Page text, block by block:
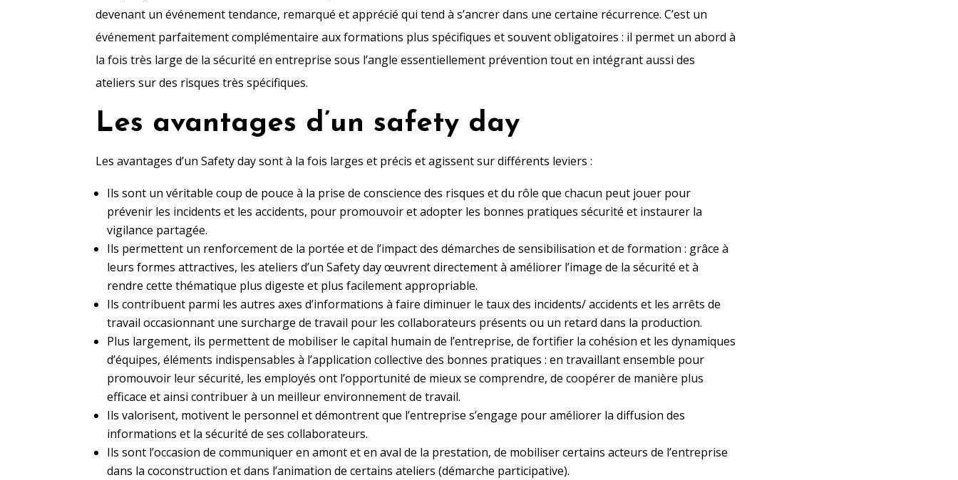
devenant un événement tendance, remarqué et apprécié qui tend à s’ancrer dans une certaine récurrence. C’est un
événement parfaitement complémentaire aux formations plus spécifiques et souvent obligatoires : il permet un abord à
la fois très large de la sécurité en entreprise sous l’angle essentiellement prévention tout en intégrant aussi des
ateliers sur des risques très spécifiques.
Les avantages d’un safety day
Les avantages d’un Safety day sont à la fois larges et précis et agissent sur différents leviers :
Ils sont un véritable coup de pouce à la prise de conscience des risques et du rôle que chacun peut jouer pour
prévenir les incidents et les accidents, pour promouvoir et adopter les bonnes pratiques sécurité et instaurer la
vigilance partagée.
Ils permettent un renforcement de la portée et de l’impact des démarches de sensibilisation et de formation : grâce à
leurs formes attractives, les ateliers d’un Safety day œuvrent directement à améliorer l’image de la sécurité et à
rendre cette thématique plus digeste et plus facilement appropriable.
Ils contribuent parmi les autres axes d’informations à faire diminuer le taux des incidents/ accidents et les arrêts de
travail occasionnant une surcharge de travail pour les collaborateurs présents ou un retard dans la production.
Plus largement, ils permettent de mobiliser le capital humain de l’entreprise, de fortifier la cohésion et les dynamiques
d’équipes, éléments indispensables à l’application collective des bonnes pratiques : en travaillant ensemble pour
promouvoir leur sécurité, les employés ont l’opportunité de mieux se comprendre, de coopérer de manière plus
efficace et ainsi contribuer à un meilleur environnement de travail.
Ils valorisent, motivent le personnel et démontrent que l’entreprise s’engage pour améliorer la diffusion des
informations et la sécurité de ses collaborateurs.
Ils sont l’occasion de communiquer en amont et en aval de la prestation, de mobiliser certains acteurs de l’entreprise
dans la coconstruction et dans l’animation de certains ateliers (démarche participative).